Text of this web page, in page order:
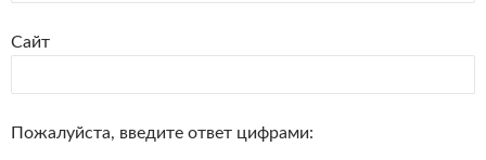
Сайт
Пожалуйста, введите ответ цифрами: